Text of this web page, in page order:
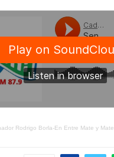
Rodrigo Borla-En Entre Mate y Mate